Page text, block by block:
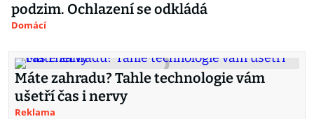
podzim. Ochlazení se odkládá
Domácí
Máte zahradu? Tahle technologie vám
ušetří čas i nervy
Reklama